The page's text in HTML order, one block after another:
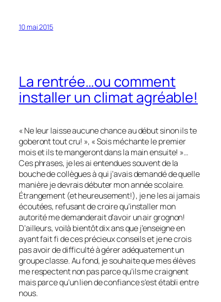
10 mai 2015
La rentrée…ou comment
installer un climat agréable!
« Ne leur laisse aucune chance au début sinon ils te
goberont tout cru! », « Sois méchante le premier
mois et ils te mangeront dans la main ensuite! »…
Ces phrases, je les ai entendues souvent de la
bouche de collègues à qui j’avais demandé de quelle
manière je devrais débuter mon année scolaire.
Étrangement (et heureusement!), je ne les ai jamais
écoutées, refusant de croire qu’installer mon
autorité me demanderait d’avoir un air grognon!
D’ailleurs, voilà bientôt dix ans que j’enseigne en
ayant fait fi de ces précieux conseils et je ne crois
pas avoir de difficulté à gérer adéquatement un
groupe classe. Au fond, je souhaite que mes élèves
me respectent non pas parce qu’ils me craignent
mais parce qu’un lien de confiance s’est établi entre
nous.